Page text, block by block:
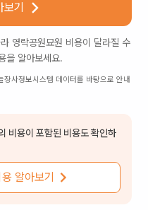
기
영락공원묘원 비용이 달라질 수
을 알아보세요.
사정보시스템 데이터를 바탕으로 안내
비용이 포함된 비용도 확인하
알아보기